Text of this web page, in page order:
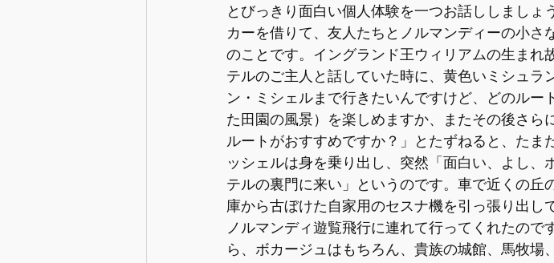
とびっきり面白い個人体験を一つお話ししまし
カーを借りて、友人たちとノルマンディーの小
のことです。イングランド王ウィリアムの生まれ
テルのご主人と話していた時に、黄色いミシュ
ン・ミシェルまで行きたいんですけど、どのル
た田園の風景）を楽しめますか、またその後さ
ルートがおすすめですか？」とたずねると、たま
ッシェルは身を乗り出し、突然「面白い、よし
テルの裏門に来い」というのです。車で近くの
庫から古ぼけた自家用のセスナ機を引っ張り出
ノルマンディ遊覧飛行に連れて行ってくれたの
ら、ボカージュはもちろん、貴族の城館、馬牧